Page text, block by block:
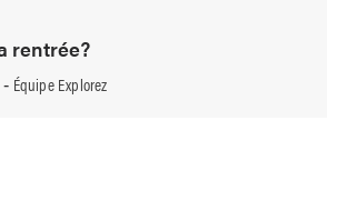
rentrée?
- Équipe Explorez